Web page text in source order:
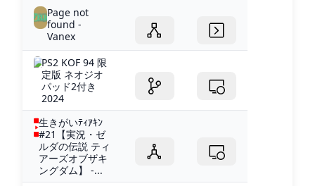
Page not
found -
Vanex
PS2 KOF 94 限
定版 ネオジオ
パッド2付き
2024
生きがいﾃｨｱｷﾝ
#21【実況・ゼ
ルダの伝説 ティ
アーズオブザキ
ングダム】 -...